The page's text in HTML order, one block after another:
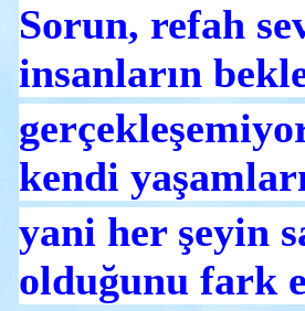
Sorun, refah
insanların
kendi
yani her şeyin
olduğunu fark